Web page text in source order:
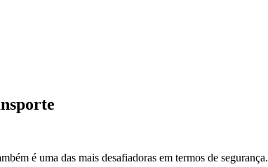
é uma das mais desafiadoras em termos de segurança.